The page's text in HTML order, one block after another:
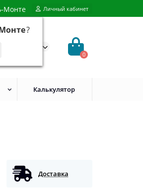
Монте
?
Личный кабинет
0
Калькулятор
Доставка